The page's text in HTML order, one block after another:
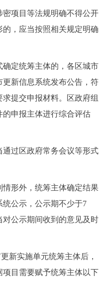
项目等法规明确不得公开
，应当按照相关规定明确
确定统筹主体的，各区城市
新信息系统发布公告，符
提交申报材料。区政府组
申报主体进行综合评估
过区政府常务会议等形式
形外，统筹主体确定结果
公示，公示期不少于7
对公示期间收到的意见及时
新实施单元统筹主体后，
目需要赋予统筹主体以下